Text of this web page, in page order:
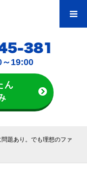
19:00
ん
題あり。でも理想のファ